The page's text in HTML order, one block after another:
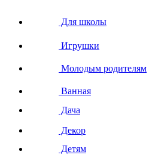
Для школы
Игрушки
Молодым родителям
Ванная
Дача
Декор
Детям